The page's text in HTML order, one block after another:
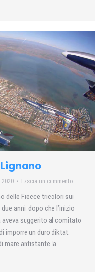
2020 Lascia un commento
delle Frecce tricolori sui
anni, dopo che l’inizio
aveva suggerito al comitato
imporre un duro diktat:
mare antistante la